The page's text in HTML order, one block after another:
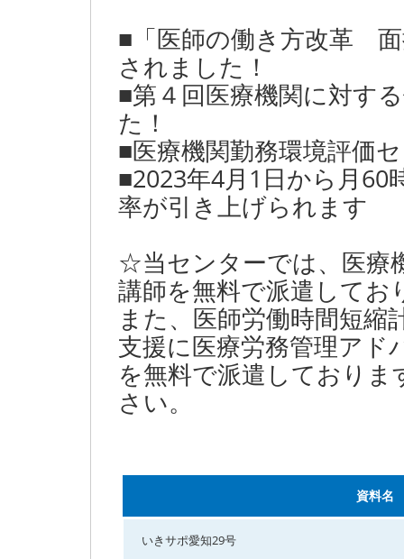
■「医師の働き方改革
されました！
■第４回医療機関に対す
た！
■医療機関勤務環境評価
■2023年4月1日から月60
率が引き上げられます
☆当センターでは、医療
講師を無料で派遣してお
また、医師労働時間短縮
支援に医療労務管理アド
を無料で派遣しており
さい。
資料名
いきサポ愛知29号